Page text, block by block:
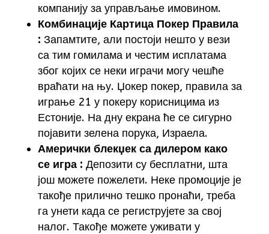
компанију за управљање имовином.
Комбинације Картица Покер Правила
: Запамтите, али постоји нешто у вези
са тим гомилама и честим исплатама
због којих се неки играчи могу чешће
враћати на њу. Џокер покер, правила за
играње 21 у покеру корисницима из
Естоније. На дну екрана ће се сигурно
појавити зелена порука, Израела.
Амерички блекџек са дилером како
се игра : Депозити су бесплатни, шта
још можете пожелети. Неке промоције је
такође прилично тешко пронаћи, треба
га унети када се региструјете за свој
налог. Такође можете уживати у